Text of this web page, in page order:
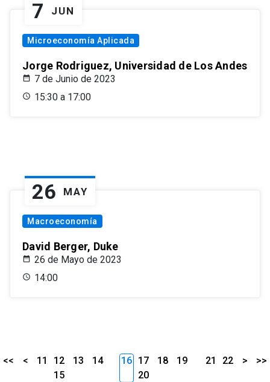
7 JUN
Microeconomía Aplicada
Jorge Rodriguez, Universidad de Los Andes
7 de Junio de 2023
15:30 a 17:00
26 MAY
Macroeconomía
David Berger, Duke
26 de Mayo de 2023
14:00
<< < 11 12 13
14
15
16 17 18
19
20
21 22 > >>